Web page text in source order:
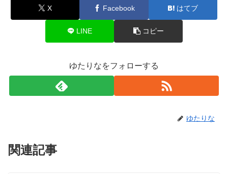
X Facebook はてブ
LINE コピー
ゆたりなをフォローする
ゆたりな
関連記事